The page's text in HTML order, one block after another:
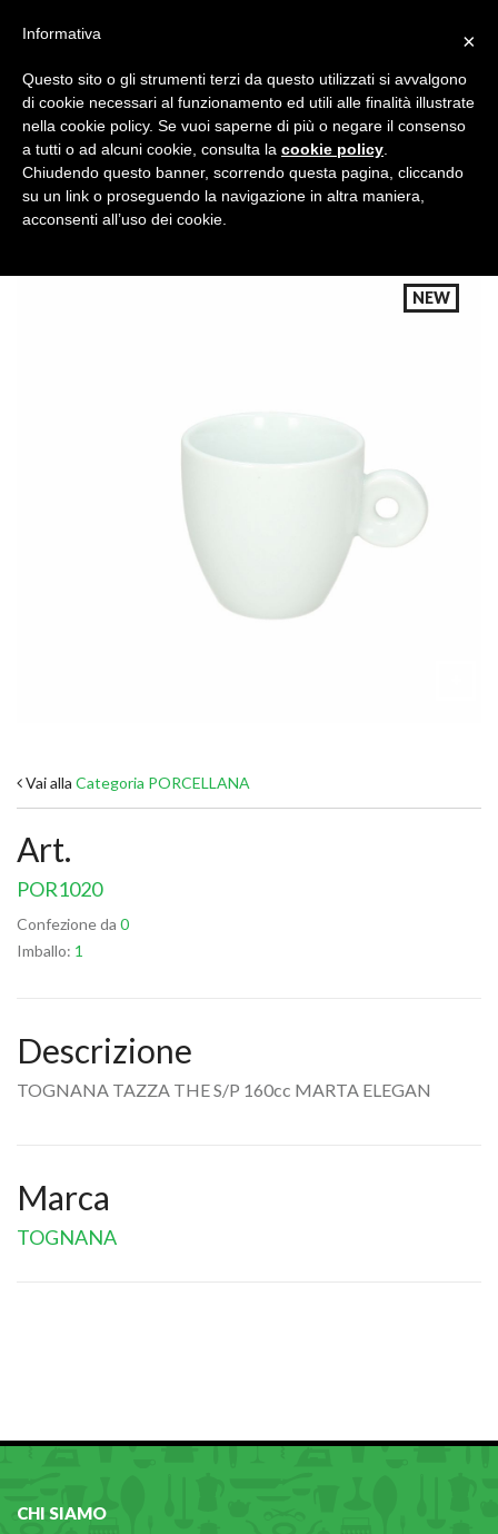
Tutte le categorie Cerca
NEW
Vai alla Categoria PORCELLANA
Art.
POR1020
Confezione da 0
Imballo: 1
Descrizione
TOGNANA TAZZA THE S/P 160cc MARTA ELEGAN
Marca
TOGNANA
CHI SIAMO
×
Informativa
Questo sito o gli strumenti terzi da questo utilizzati si avvalgono
di cookie necessari al funzionamento ed utili alle finalità illustrate
nella cookie policy. Se vuoi saperne di più o negare il consenso
a tutti o ad alcuni cookie, consulta la cookie policy
Chiudendo questo banner, scorrendo questa pagina, cliccando
su un link o proseguendo la navigazione in altra maniera,
acconsenti all’uso dei cookie.